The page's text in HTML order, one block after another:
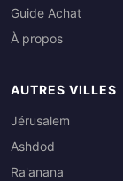
Guide Achat
À propos
AUTRES VILLES
Jérusalem
Ashdod
Ra'anana